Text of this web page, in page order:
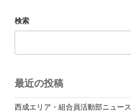
検索
最近の投稿
西成エリア・組合員活動部ニュース